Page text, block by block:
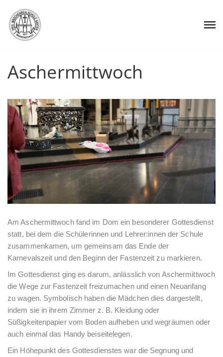
Aschermittwoch
Am Aschermittwoch fand im Dom ein besonderer Gottesdienst
statt, bei dem die Schülerinnen und Lehrer:innen der Schule
zusammenkamen, um gemeinsam das Ende der
Karnevalszeit und den Beginn der Fastenzeit zu markieren.
Im Gottesdienst ging es darum, anlässlich von Aschermittwoch
die Wege zur Fastenzeit freizumachen und einen Neuanfang
zu wagen. Symbolisch haben die Mädchen dies dargestellt,
indem sie in ihrem Zimmer z. B. Kleidung oder
Süßigkeitenpapier vom Boden aufheben und wegräumen oder
auch einmal das Handy beiseitelegen.
Ein Höhepunkt des Gottesdienstes war die Segnung und